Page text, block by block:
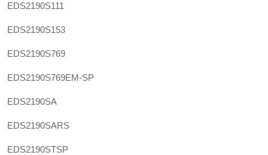
EDS2190S111
EDS2190S153
EDS2190S769
EDS2190S769EM-SP
EDS2190SA
EDS2190SARS
EDS2190STSP